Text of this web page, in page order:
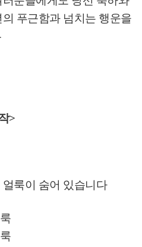
푸근함과 넘치는 행운을
>
룩이 숨어 있습니다